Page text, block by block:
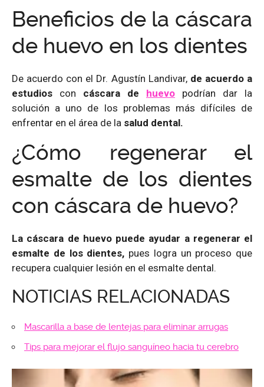
Beneficios de la cáscara
de huevo en los dientes
De acuerdo con el Dr. Agustín Landivar, de acuerdo a
estudios con cáscara de huevo podrían dar la
solución a uno de los problemas más difíciles de
enfrentar en el área de la salud dental.
¿Cómo regenerar el
esmalte de los dientes
con cáscara de huevo?
La cáscara de huevo puede ayudar a regenerar el
esmalte de los dientes, pues logra un proceso que
recupera cualquier lesión en el esmalte dental.
NOTICIAS RELACIONADAS
Mascarilla a base de lentejas para eliminar arrugas
Tips para mejorar el flujo sanguíneo hacia tu cerebro